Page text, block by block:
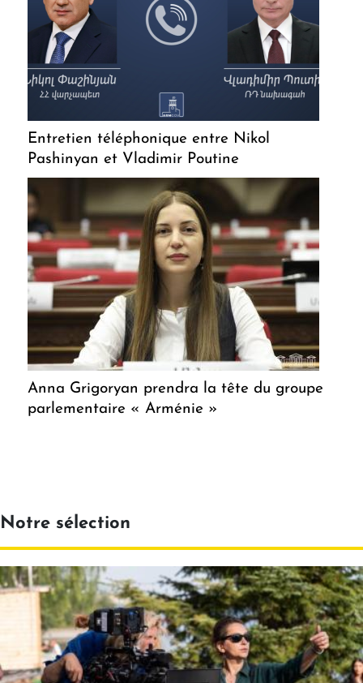
Entretien téléphonique entre Nikol
Pashinyan et Vladimir Poutine
Anna Grigoryan prendra la tête du groupe
parlementaire « Arménie »
Notre sélection